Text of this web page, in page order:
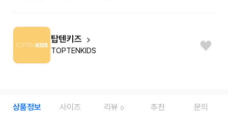
탑텐키즈
TOPTENKIDS
상품정보 사이즈 리뷰 0 추천 문의